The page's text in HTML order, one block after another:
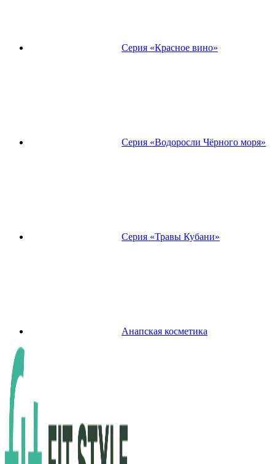
Серия «Красное вино»
Серия «Водоросли Чёрного моря»
Серия «Травы Кубани»
Анапская косметика